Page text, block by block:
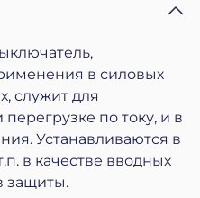
в силовых
служит для
по току, и в
Устанавливаются в
в качестве вводных
защиты.